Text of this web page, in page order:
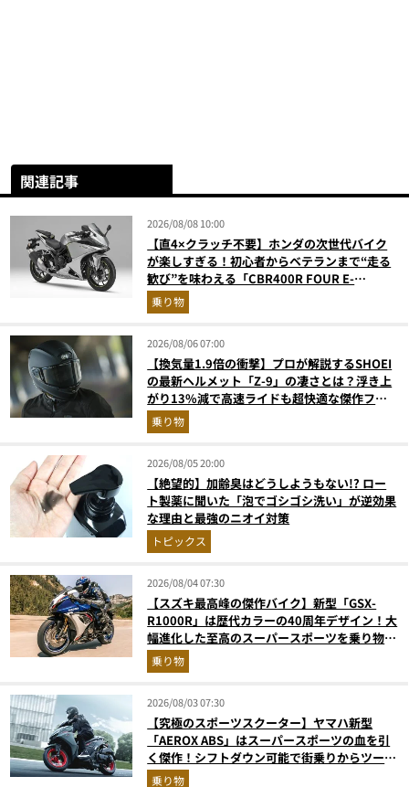
関連記事
2026/08/08 10:00
【直4×クラッチ不要】ホンダの次世代バイク
が楽しすぎる！初心者からベテランまで“走る
歓び”を味わえる「CBR400R FOUR E-
Clutch」を徹底解説
乗り物
2026/08/06 07:00
【換気量1.9倍の衝撃】プロが解説するSHOEI
の最新ヘルメット「Z-9」の凄さとは？浮き上
がり13%減で高速ライドも超快適な傑作フル
フェイス
乗り物
2026/08/05 20:00
【絶望的】加齢臭はどうしようもない!? ロー
ト製薬に聞いた「泡でゴシゴシ洗い」が逆効果
な理由と最強のニオイ対策
トピックス
2026/08/04 07:30
【スズキ最高峰の傑作バイク】新型「GSX-
R1000R」は歴代カラーの40周年デザイン！大
幅進化した至高のスーパースポーツを乗り物ラ
イターが解説
乗り物
2026/08/03 07:30
【究極のスポーツスクーター】ヤマハ新型
「AEROX ABS」はスーパースポーツの血を引
く傑作！シフトダウン可能で街乗りからツーリ
ングまで最強
乗り物